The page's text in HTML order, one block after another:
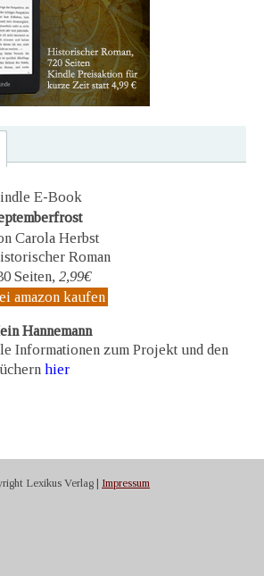
E-Book
Carola Herbst
Roman
Seiten, 2,99€
amazon kaufen
Hannemann
Informationen zum Projekt und den
hier
Lexikus Verlag | Impressum